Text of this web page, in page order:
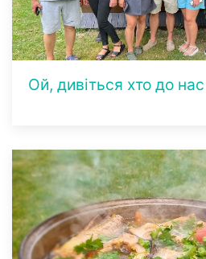
Ой, дивіться хто до